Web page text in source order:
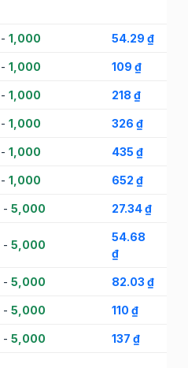
- 1,000 54.29 ₫
- 1,000 109 ₫
- 1,000 218 ₫
- 1,000 326 ₫
- 1,000 435 ₫
- 1,000 652 ₫
- 5,000 27.34 ₫
- 5,000
54.68
₫
- 5,000 82.03 ₫
- 5,000 110 ₫
- 5,000 137 ₫